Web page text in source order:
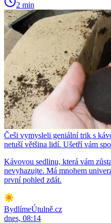
2 min
Češi vymysleli geniální trik s
netuší většina lidí. Ušetří vám
Kávovou sedlinu, která vám
nevyhazujte. Má mnohem
první pohled zdát.
BydlímeÚtulně.cz
dnes, 08:14